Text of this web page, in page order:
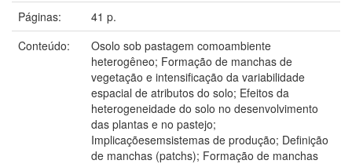
Páginas:
41 p.
Conteúdo:
Osolo sob pastagem comoambiente
heterogêneo; Formação de manchas de
vegetação e intensificação da variabilidade
espacial de atributos do solo; Efeitos da
heterogeneidade do solo no desenvolvimento
das plantas e no pastejo;
Implicaçõesemsistemas de produção; Definição
de manchas (patchs); Formação de manchas